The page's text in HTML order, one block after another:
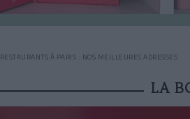
RESTAURANTS À PARIS : NOS MEILLEURES ADRESSES
LA